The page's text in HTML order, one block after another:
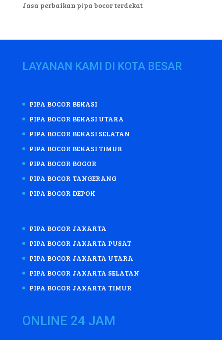
Jasa perbaikan pipa bocor terdekat
LAYANAN KAMI DI KOTA BESAR
PIPA BOCOR BEKASI
PIPA BOCOR BEKASI UTARA
PIPA BOCOR BEKASI SELATAN
PIPA BOCOR BEKASI TIMUR
PIPA BOCOR BOGOR
PIPA BOCOR TANGERANG
PIPA BOCOR DEPOK
PIPA BOCOR JAKARTA
PIPA BOCOR JAKARTA PUSAT
PIPA BOCOR JAKARTA UTARA
PIPA BOCOR JAKARTA SELATAN
PIPA BOCOR JAKARTA TIMUR
ONLINE 24 JAM